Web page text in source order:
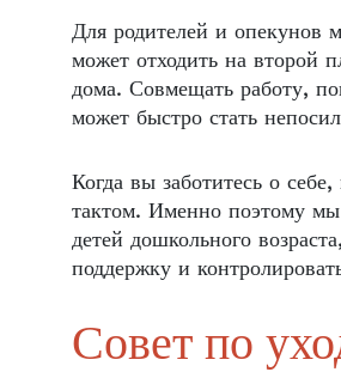
Для родителей и опекунов
может отходить на второй
дома. Совмещать работу,
может быстро стать
Когда вы заботитесь о
тактом. Именно поэтому мы
детей дошкольного
поддержку и
Совет по